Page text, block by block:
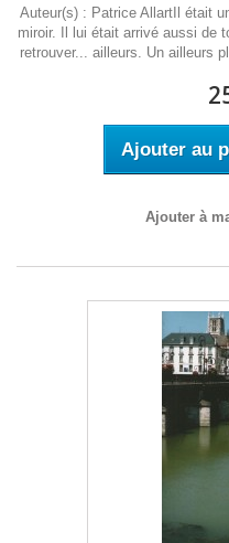
Auteur(s) : Patrice AllartIl était
miroir. Il lui était arrivé aussi de
retrouver... ailleurs. Un ailleurs
Ajouter au
Ajouter à